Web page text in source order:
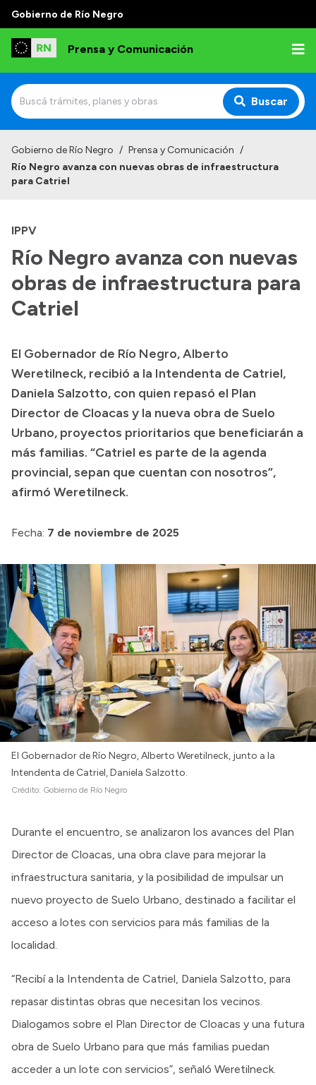
Gobierno de Río Negro
Prensa y Comunicación
Buscar
Institucional
Referentes de prensa
Archivo de noticias
Transparencia
Boletín Oficial
Compras y licitaciones
Consulta de expedientes
Consulta de pago a proveedores
Convocatorias
Intranet
Gobierno de Río Negro / Prensa y Comunicación /
Río Negro avanza con nuevas obras de infraestructura
para Catriel
IPPV
Río Negro avanza con nuevas
obras de infraestructura para
Catriel
El Gobernador de Río Negro, Alberto
Weretilneck, recibió a la Intendenta de Catriel,
Daniela Salzotto, con quien repasó el Plan
Director de Cloacas y la nueva obra de Suelo
Urbano, proyectos prioritarios que beneficiarán a
más familias. “Catriel es parte de la agenda
provincial, sepan que cuentan con nosotros”,
afirmó Weretilneck.
Fecha: 7 de noviembre de 2025
El Gobernador de Río Negro, Alberto Weretilneck, junto a la
Intendenta de Catriel, Daniela Salzotto.
Crédito: Gobierno de Río Negro
Durante el encuentro, se analizaron los avances del Plan
Director de Cloacas, una obra clave para mejorar la
infraestructura sanitaria, y la posibilidad de impulsar un
nuevo proyecto de Suelo Urbano, destinado a facilitar el
acceso a lotes con servicios para más familias de la
localidad.
“Recibí a la Intendenta de Catriel, Daniela Salzotto, para
repasar distintas obras que necesitan los vecinos.
Dialogamos sobre el Plan Director de Cloacas y una futura
obra de Suelo Urbano para que más familias puedan
acceder a un lote con servicios”, señaló Weretilneck.